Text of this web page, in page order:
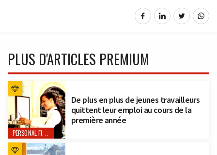
PLUS D'ARTICLES PREMIUM
PERSONAL FINANCE
De plus en plus de jeunes travailleurs
quittent leur emploi au cours de la
première année